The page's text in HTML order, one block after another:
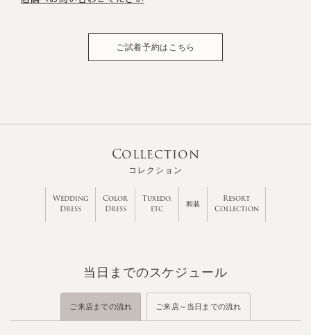
ご試着予約はこちら
Collection
コレクション
Wedding
Dress
Color
Dress
Tuxedo,
etc
和装
Resort
Collection
当日までのスケジュール
ご来店までの流れ ご来店～当日までの流れ